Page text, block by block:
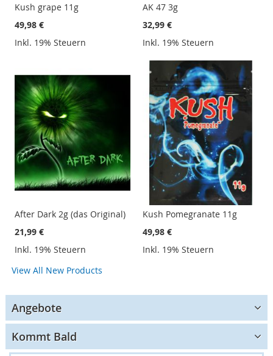
Kush grape 11g
49,98 €
Inkl. 19% Steuern
AK 47 3g
32,99 €
Inkl. 19% Steuern
After Dark 2g (das Original)
21,99 €
Inkl. 19% Steuern
Kush Pomegranate 11g
49,98 €
Inkl. 19% Steuern
View All New Products
Angebote
Kommt Bald